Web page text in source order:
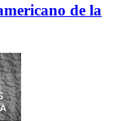
de la